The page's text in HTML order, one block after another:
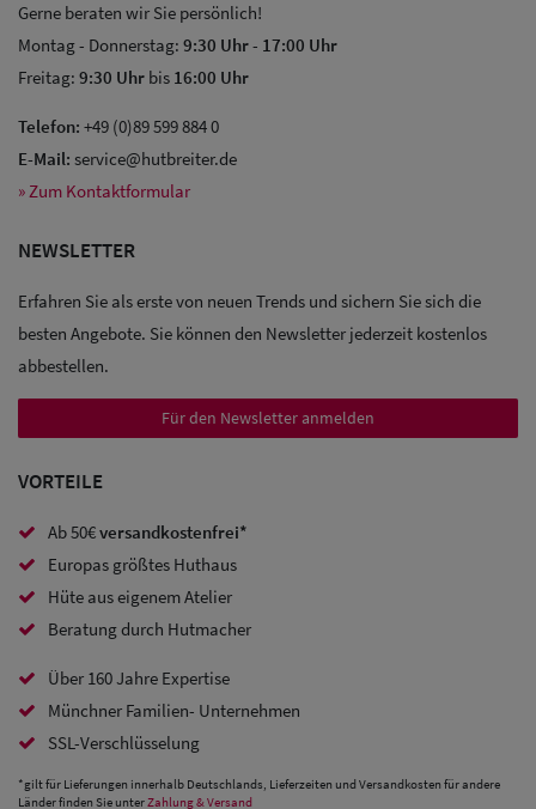
Sale: Caps
Sale:
Sale: Army
Sale:
Trucker
Sale: Caps
mit
Ohrenschutz
Gerne beraten wir Sie persönlich!
Montag - Donnerstag: 9:30 Uhr- 17:00 Uhr
Freitag: 9:30 Uhr bis 16:00 Uhr
Telefon: +49 (0)89 599 884 0
E-Mail: service@hutbreiter.de
» Zum Kontaktformular
NEWSLETTER
Erfahren Sie als erste von neuen Trends und sichern Sie sich die
besten Angebote. Sie können den Newsletter jederzeit kostenlos
abbestellen.
Für den Newsletter anmelden
VORTEILE
Ab 50€versandkostenfrei*
Europas größtes Huthaus
Hüte aus eigenem Atelier
Beratung durch Hutmacher
Über 160 Jahre Expertise
Münchner Familien- Unternehmen
SSL-Verschlüsselung
*gilt für Lieferungen innerhalb Deutschlands, Lieferzeiten und Versandkosten für andere
Länder finden Sie unterZahlung & Versand